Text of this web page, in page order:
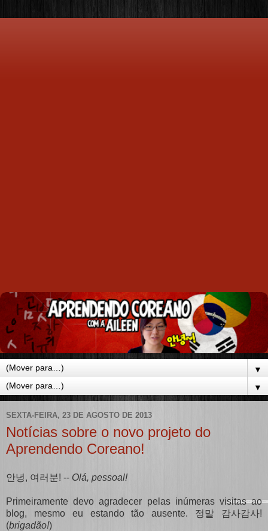
▼
▼
SEXTA-FEIRA, 23 DE AGOSTO DE 2013
Notícias sobre o novo projeto do
Aprendendo Coreano!
안녕, 여러분! -- Olá, pessoal!
Primeiramente devo agradecer pelas inúmeras visitas ao
blog, mesmo eu estando tão ausente. 정말 감사감사!
(brigadão!)